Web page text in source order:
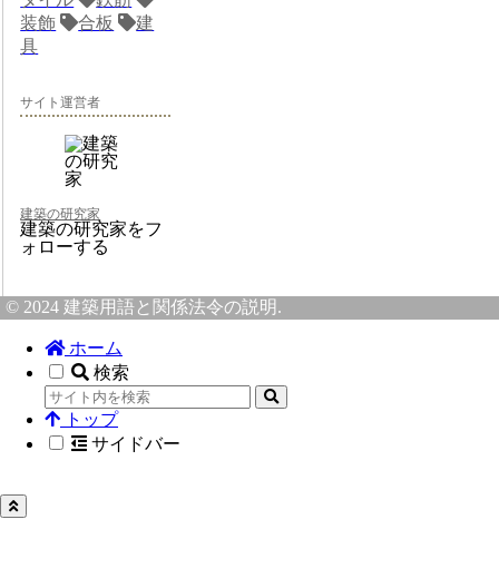
装飾
合板
建
具
サイト運営者
建築の研究家
建築の研究家をフ
ォローする
© 2024 建築用語と関係法令の説明.
ホーム
検索
トップ
サイドバー